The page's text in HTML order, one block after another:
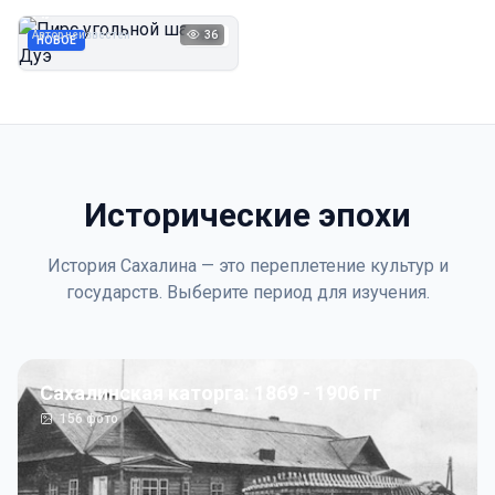
НОВОЕ 1923
Автор неизвестен 36
Исторические эпохи
История Сахалина — это переплетение культур и
государств. Выберите период для изучения.
Сахалинская каторга: 1869 - 1906 гг
156фото